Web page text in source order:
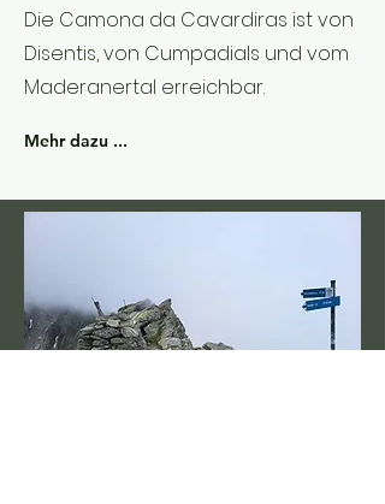
Die Camona da Cavardiras ist von
Disentis, von Cumpadials und vom
Maderanertal erreichbar.
Mehr dazu ...